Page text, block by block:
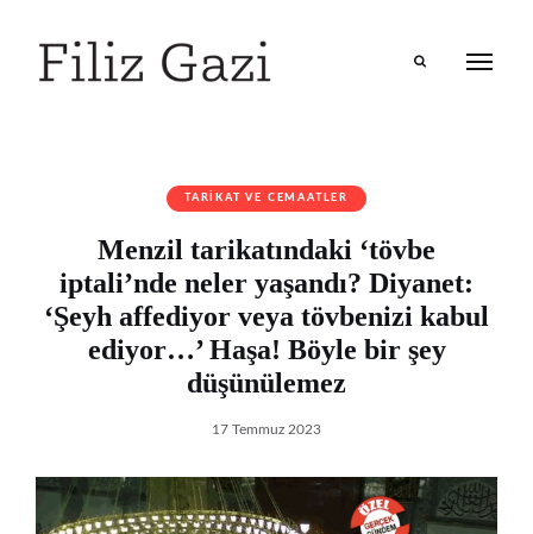
TARIKAT VE CEMAATLER
Menzil tarikatındaki ‘tövbe
iptali’nde neler yaşandı? Diyanet:
‘Şeyh affediyor veya tövbenizi kabul
ediyor…’ Haşa! Böyle bir şey
düşünülemez
17 Temmuz 2023